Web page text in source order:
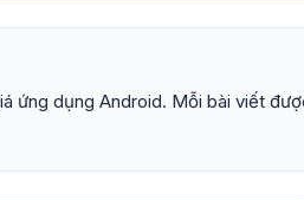
ứng dụng Android. Mỗi bài viết